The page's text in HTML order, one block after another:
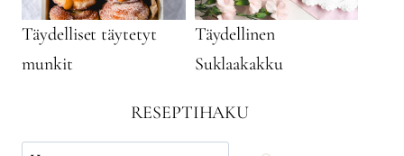
Täydelliset täytetyt
munkit
Täydellinen
Suklaakakku
RESEPTIHAKU
Käytä